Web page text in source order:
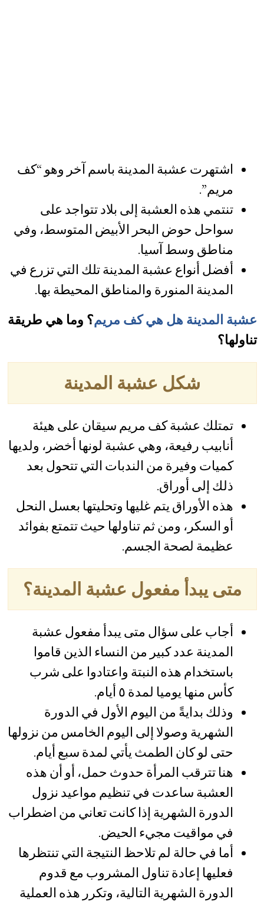
اشتهرت عشبة المدينة باسم آخر وهو “كف
مريم”.
تنتمي هذه العشبة إلى بلاد تتواجد على
سواحل حوض البحر الأبيض المتوسط، وفي
مناطق وسط آسيا.
أفضل أنواع عشبة المدينة تلك التي تزرع في
المدينة المنورة والمناطق المحيطة بها.
عشبة المدينة هل هي كف مريم؟ وما هي طريقة
تناولها؟
شكل عشبة المدينة
تمتلك عشبة كف مريم سيقان على هيئة
أنابيب رفيعة، وهي عشبة لونها أخضر، ولديها
كميات وفيرة من الندبات التي تتحول بعد
ذلك إلى أوراق.
هذه الأوراق يتم غليها وتحليتها بعسل النحل
أو السكر، ومن ثم تناولها حيث تتمتع بفوائد
عظيمة لصحة الجسم.
متى يبدأ مفعول عشبة المدينة؟
أجاب على سؤال متى يبدأ مفعول عشبة
المدينة عدد كبير من النساء الذين قاموا
باستخدام هذه النبتة واعتادوا على شرب
كأس منها يوميا لمدة ٥ أيام.
وذلك بدايةً من اليوم الأول في الدورة
الشهرية وصولا إلى اليوم الخامس من نزولها
حتى لو كان الطمث يأتي لمدة سبع أيام.
هنا تترقب المرأة حدوث حمل، أو أن هذه
العشبة ساعدت في تنظيم مواعيد نزول
الدورة الشهرية إذا كانت تعاني من اضطراب
في مواقيت مجيء الحيض.
أما في حالة لم تلاحظ النتيجة التي تنتظرها
فعليها إعادة تناول المشروب مع قدوم
الدورة الشهرية التالية، وتكرر هذه العملية